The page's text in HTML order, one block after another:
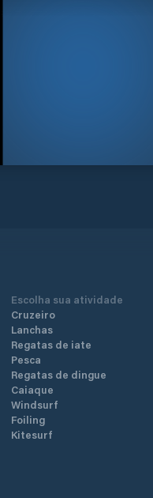
Escolha sua atividade
Cruzeiro
Lanchas
Regatas de iate
Pesca
Regatas de dingue
Caiaque
Windsurf
Foiling
Kitesurf